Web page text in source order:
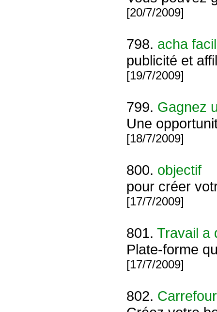
[20/7/2009]
798. acha
publicité et
[19/7/2009]
799. Gagnez
Une
[18/7/2009]
800. objectif
pour créer
[17/7/2009]
801. Travail a
Plate-forme
[17/7/2009]
802.